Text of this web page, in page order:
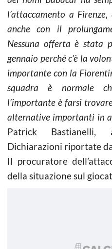
l’attaccamento a
anche con il
Nessuna offerta è stata
gennaio perché c’è la
importante con la
squadra è normale
l’importante è farsi
alternative importanti in
Patrick
Dichiarazioni riportate
Il procuratore
della situazione sul